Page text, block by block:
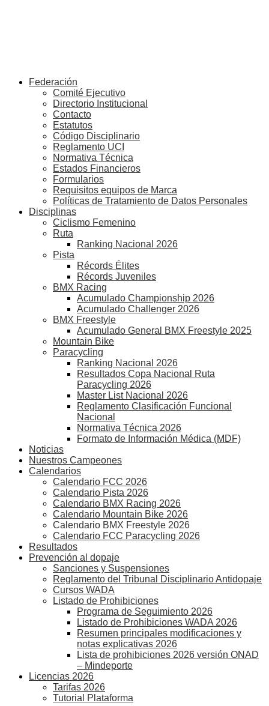
Federación
Comité Ejecutivo
Directorio Institucional
Contacto
Estatutos
Código Disciplinario
Reglamento UCI
Normativa Técnica
Estados Financieros
Formularios
Requisitos equipos de Marca
Políticas de Tratamiento de Datos Personales
Disciplinas
Ciclismo Femenino
Ruta
Ranking Nacional 2026
Pista
Récords Élites
Récords Juveniles
BMX Racing
Acumulado Championship 2026
Acumulado Challenger 2026
BMX Freestyle
Acumulado General BMX Freestyle 2025
Mountain Bike
Paracycling
Ranking Nacional 2026
Resultados Copa Nacional Ruta
Paracycling 2026
Master List Nacional 2026
Reglamento Clasificación Funcional
Nacional
Normativa Técnica 2026
Formato de Información Médica (MDF)
Noticias
Nuestros Campeones
Calendarios
Calendario FCC 2026
Calendario Pista 2026
Calendario BMX Racing 2026
Calendario Mountain Bike 2026
Calendario BMX Freestyle 2026
Calendario FCC Paracycling 2026
Resultados
Prevención al dopaje
Sanciones y Suspensiones
Reglamento del Tribunal Disciplinario Antidopaje
Cursos WADA
Listado de Prohibiciones
Programa de Seguimiento 2026
Listado de Prohibiciones WADA 2026
Resumen principales modificaciones y
notas explicativas 2026
Lista de prohibiciones 2026 versión ONAD
– Mindeporte
Licencias 2026
Tarifas 2026
Tutorial Plataforma